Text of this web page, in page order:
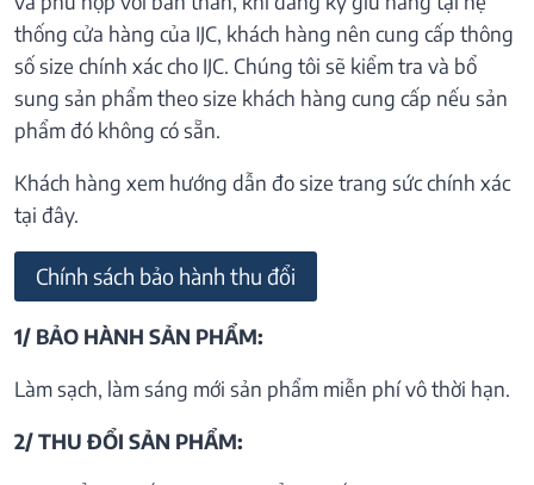
thống cửa hàng của IJC, khách hàng nên cung cấp thông
số size chính xác cho IJC. Chúng tôi sẽ kiểm tra và bổ
sung sản phẩm theo size khách hàng cung cấp nếu sản
phẩm đó không có sẵn.
Khách hàng xem hướng dẫn đo size trang sức chính xác
tại đây.
Chính sách bảo hành thu đổi
1/ BẢO HÀNH SẢN PHẨM:
Làm sạch, làm sáng mới sản phẩm miễn phí vô thời hạn.
2/ THU ĐỔI SẢN PHẨM: